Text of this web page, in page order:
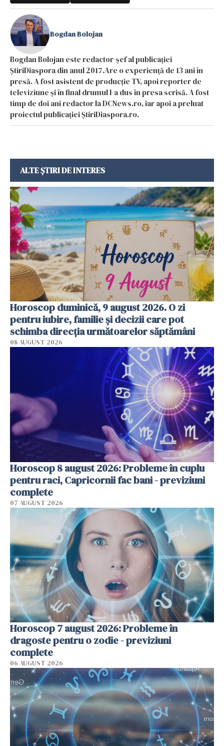
Bogdan Bolojan
Bogdan Bolojan este redactor-șef al publicației
ȘtiriDiaspora din anul 2017.Are o experiență de 13 ani în
presă. A fost asistent de producție TV, apoi reporter de
televiziune și în final drumul l-a dus în presa scrisă. A fost
timp de doi ani redactor la DCNews.ro, iar apoi a preluat
proiectul publicației ȘtiriDiaspora.ro.
ALTE ȘTIRI DE INTERES
Horoscop duminică, 9 august 2026. O zi
pentru iubire, familie și decizii care pot
schimba direcția următoarelor săptămâni
08 AUGUST 2026
Horoscop 8 august 2026: Probleme în cuplu
pentru raci, Capricornii fac bani - previziuni
complete
07 AUGUST 2026
Horoscop 7 august 2026: Probleme în
dragoste pentru o zodie - previziuni
complete
06 AUGUST 2026